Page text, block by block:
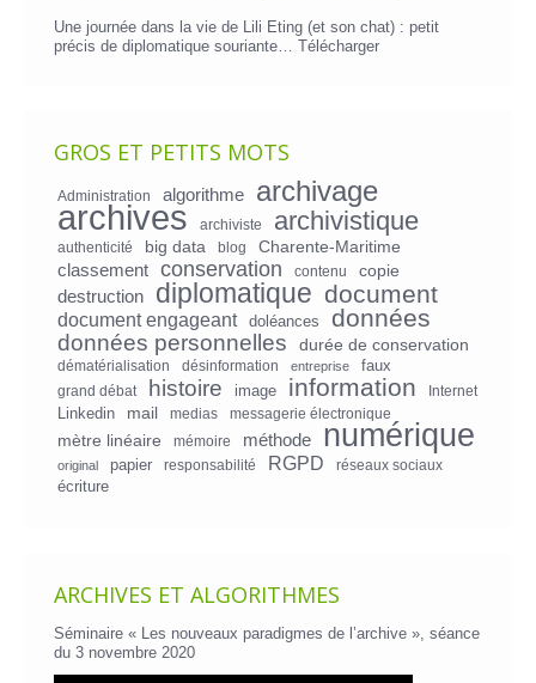
Une journée dans la vie de Lili Eting (et son chat) : petit
précis de diplomatique souriante… Télécharger
GROS ET PETITS MOTS
Administration algorithme archivage
archives archiviste archivistique
authenticité big data blog
Charente-Maritime
classement
conservation contenu
copie
destruction
diplomatique document
document engageant doléances données
données personnelles durée de conservation
dématérialisation désinformation entreprise faux
grand débat histoire image information Internet
Linkedin mail medias messagerie électronique
mètre linéaire mémoire méthode numérique
original papier responsabilité RGPD réseaux sociaux
écriture
ARCHIVES ET ALGORITHMES
Séminaire « Les nouveaux paradigmes de l’archive », séance
du 3 novembre 2020